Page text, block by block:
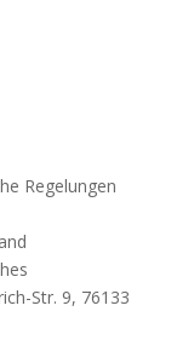
Regelungen
Str. 9, 76133